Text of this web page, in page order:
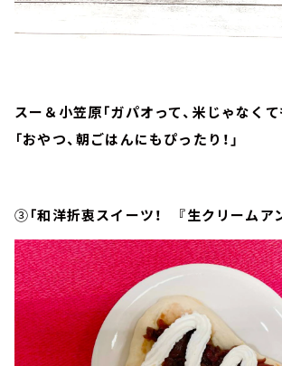
スー＆小笠原「ガパオって、米じゃなくて
「おやつ、朝ごはんにもぴったり！」
③「和洋折衷スイーツ！ 『生クリームアン